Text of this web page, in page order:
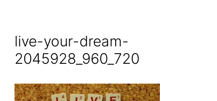
live-your-dream-
2045928_960_720